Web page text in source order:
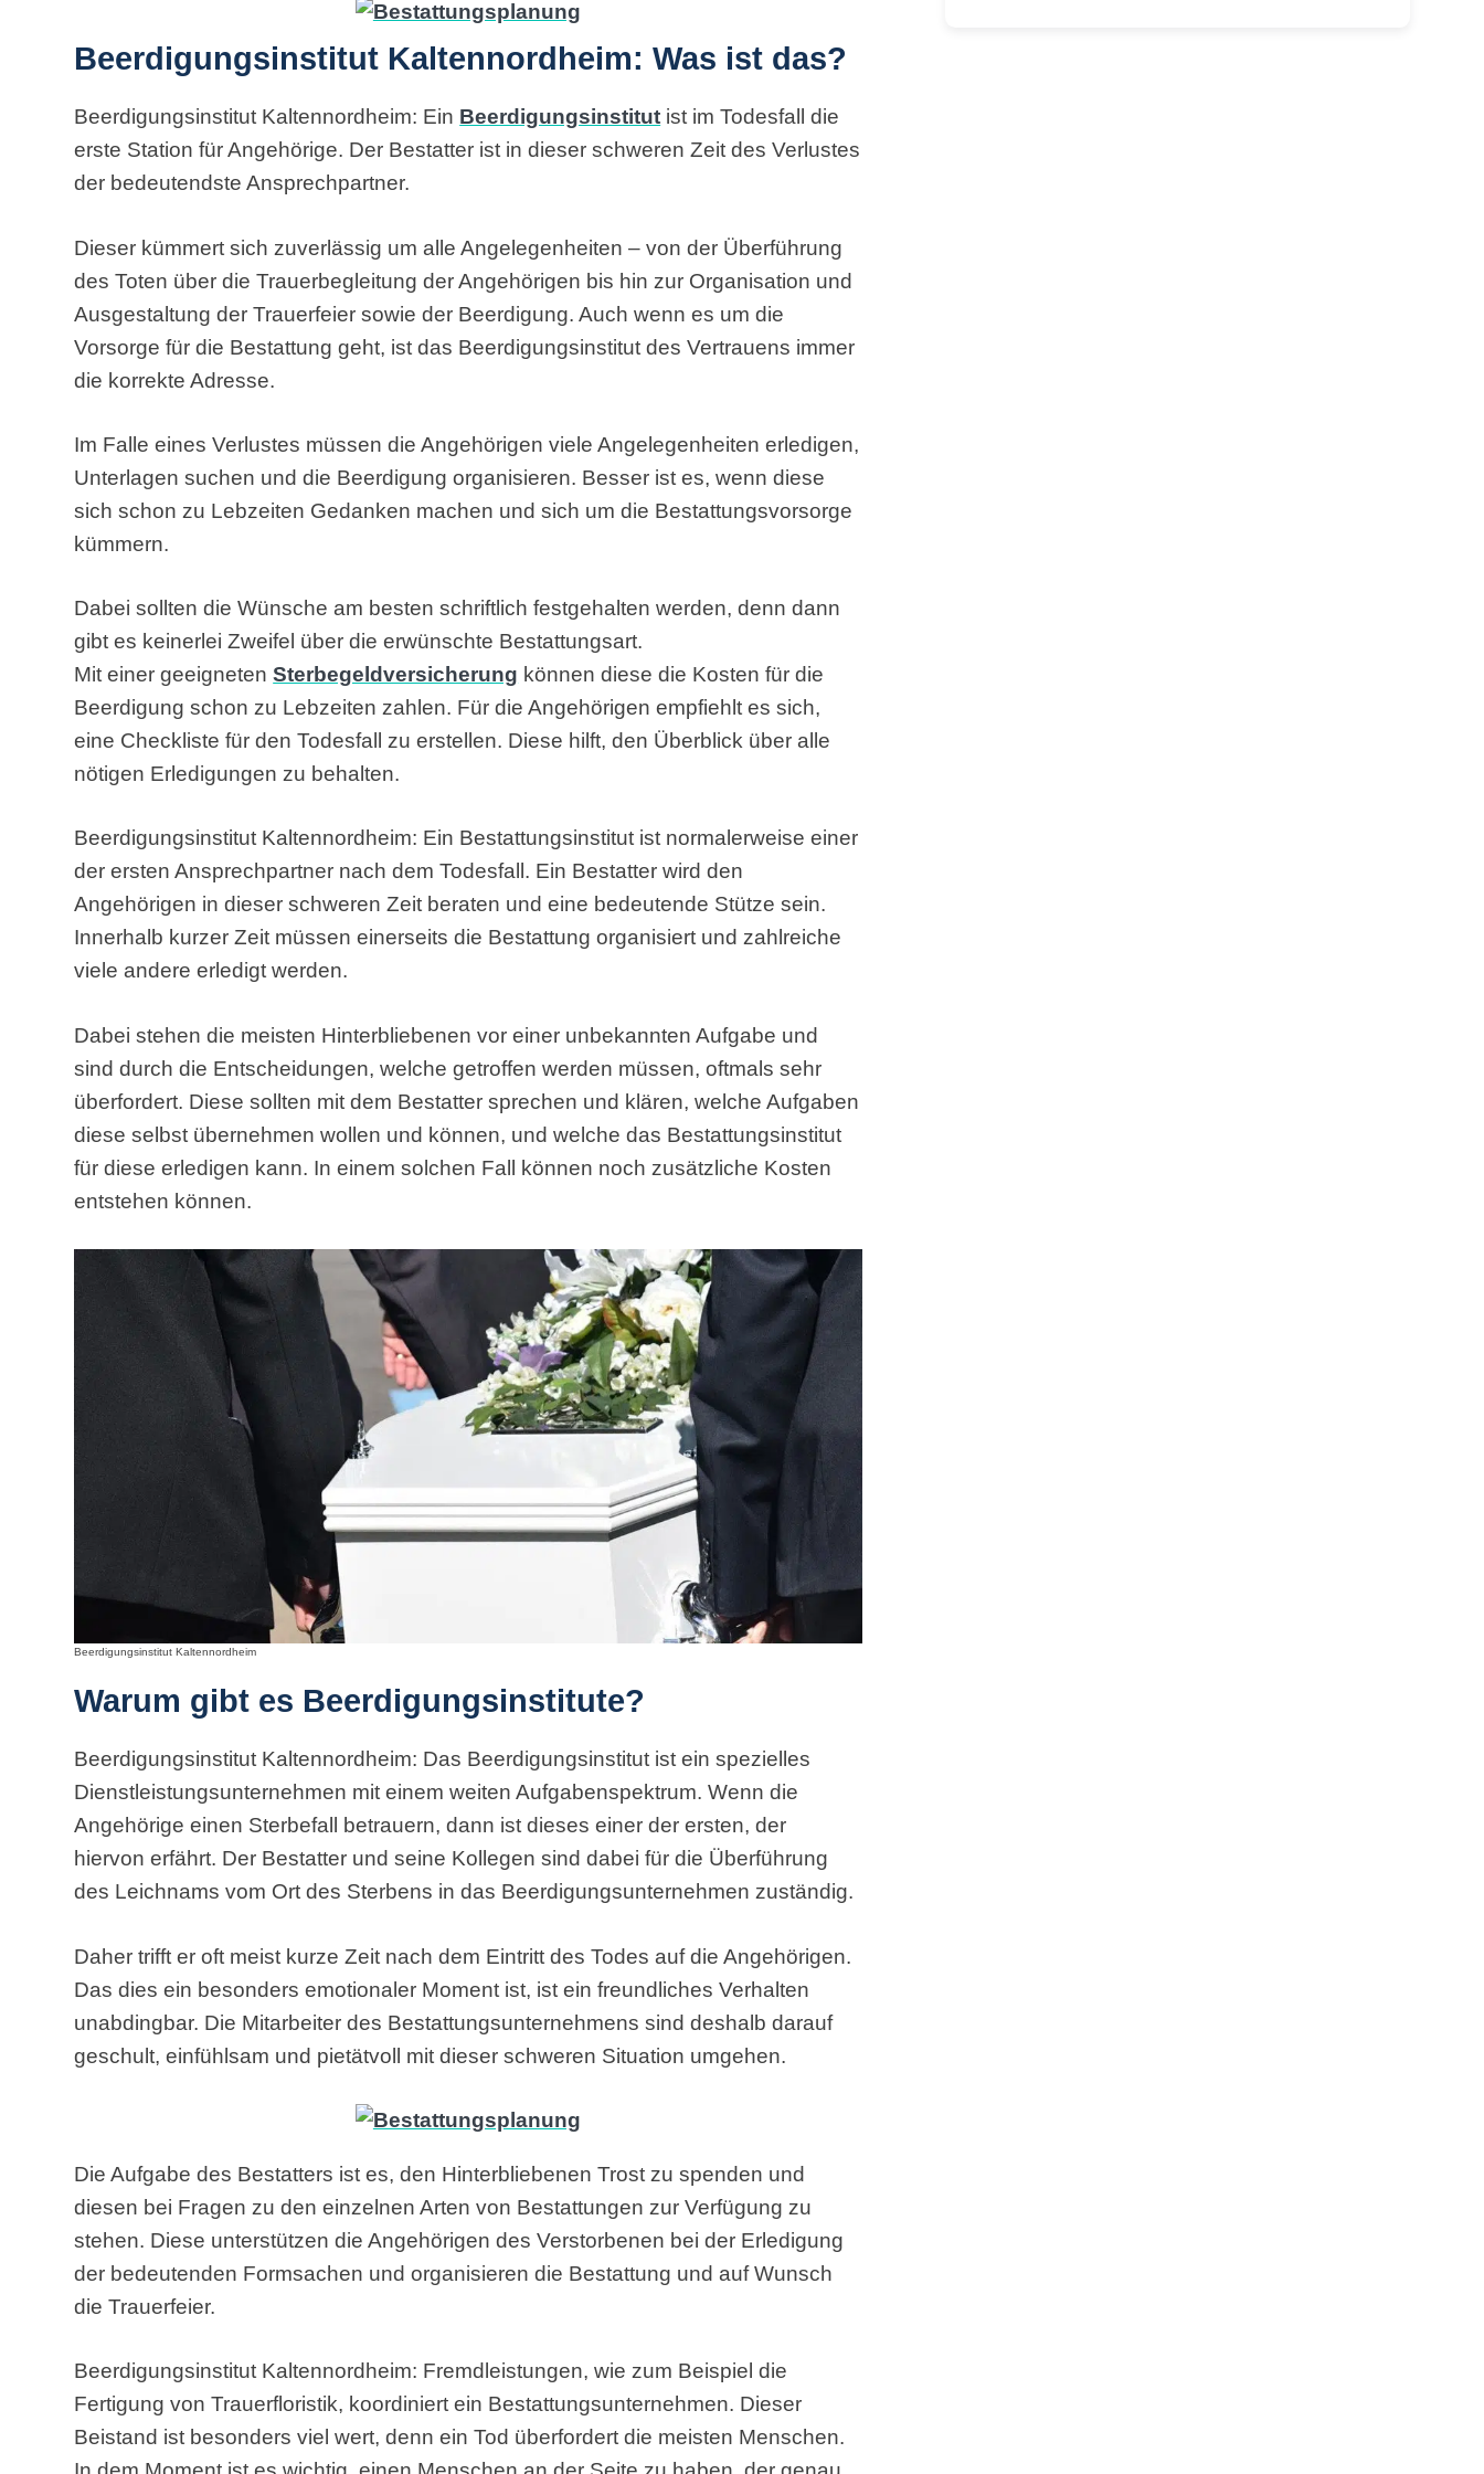
Beerdigungsinstitut Kaltennordheim: Was ist das?
Beerdigungsinstitut Kaltennordheim: Ein Beerdigungsinstitut ist im Todesfall die
erste Station für Angehörige. Der Bestatter ist in dieser schweren Zeit des Verlustes
der bedeutendste Ansprechpartner.
Dieser kümmert sich zuverlässig um alle Angelegenheiten – von der Überführung
des Toten über die Trauerbegleitung der Angehörigen bis hin zur Organisation und
Ausgestaltung der Trauerfeier sowie der Beerdigung. Auch wenn es um die
Vorsorge für die Bestattung geht, ist das Beerdigungsinstitut des Vertrauens immer
die korrekte Adresse.
Im Falle eines Verlustes müssen die Angehörigen viele Angelegenheiten erledigen,
Unterlagen suchen und die Beerdigung organisieren. Besser ist es, wenn diese
sich schon zu Lebzeiten Gedanken machen und sich um die Bestattungsvorsorge
kümmern.
Dabei sollten die Wünsche am besten schriftlich festgehalten werden, denn dann
gibt es keinerlei Zweifel über die erwünschte Bestattungsart.
Mit einer geeignetenSterbegeldversicherung können diese die Kosten für die
Beerdigung schon zu Lebzeiten zahlen. Für die Angehörigen empfiehlt es sich,
eine Checkliste für den Todesfall zu erstellen. Diese hilft, den Überblick über alle
nötigen Erledigungen zu behalten.
Beerdigungsinstitut Kaltennordheim: Ein Bestattungsinstitut ist normalerweise einer
der ersten Ansprechpartner nach dem Todesfall. Ein Bestatter wird den
Angehörigen in dieser schweren Zeit beraten und eine bedeutende Stütze sein.
Innerhalb kurzer Zeit müssen einerseits die Bestattung organisiert und zahlreiche
viele andere erledigt werden.
Dabei stehen die meisten Hinterbliebenen vor einer unbekannten Aufgabe und
sind durch die Entscheidungen, welche getroffen werden müssen, oftmals sehr
überfordert. Diese sollten mit dem Bestatter sprechen und klären, welche Aufgaben
diese selbst übernehmen wollen und können, und welche das Bestattungsinstitut
für diese erledigen kann. In einem solchen Fall können noch zusätzliche Kosten
entstehen können.
Beerdigungsinstitut Kaltennordheim
Warum gibt es Beerdigungsinstitute?
Beerdigungsinstitut Kaltennordheim: Das Beerdigungsinstitut ist ein spezielles
Dienstleistungsunternehmen mit einem weiten Aufgabenspektrum. Wenn die
Angehörige einen Sterbefall betrauern, dann ist dieses einer der ersten, der
hiervon erfährt. Der Bestatter und seine Kollegen sind dabei für die Überführung
des Leichnams vom Ort des Sterbens in das Beerdigungsunternehmen zuständig.
Daher trifft er oft meist kurze Zeit nach dem Eintritt des Todes auf die Angehörigen.
Das dies ein besonders emotionaler Moment ist, ist ein freundliches Verhalten
unabdingbar. Die Mitarbeiter des Bestattungsunternehmens sind deshalb darauf
geschult, einfühlsam und pietätvoll mit dieser schweren Situation umgehen.
Die Aufgabe des Bestatters ist es, den Hinterbliebenen Trost zu spenden und
diesen bei Fragen zu den einzelnen Arten von Bestattungen zur Verfügung zu
stehen. Diese unterstützen die Angehörigen des Verstorbenen bei der Erledigung
der bedeutenden Formsachen und organisieren die Bestattung und auf Wunsch
die Trauerfeier.
Beerdigungsinstitut Kaltennordheim: Fremdleistungen, wie zum Beispiel die
Fertigung von Trauerfloristik, koordiniert ein Bestattungsunternehmen. Dieser
Beistand ist besonders viel wert, denn ein Tod überfordert die meisten Menschen.